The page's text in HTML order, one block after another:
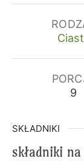
9
SKŁADNIKI
składniki